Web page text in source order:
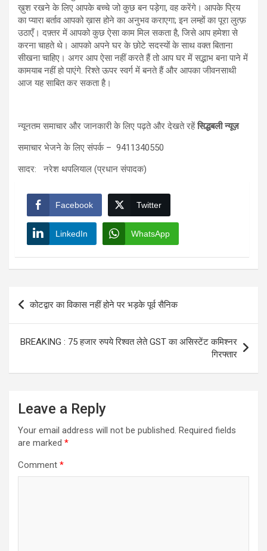
ख़ुश रखने के लिए आपके बच्चे जो कुछ बन पड़ेगा, वह करेंगे। आपके प्रिय
का प्यारा बर्ताव आपको ख़ास होने का अनुभव कराएगा; इन लम्हों का पूरा लुत्फ़
उठाएँ। दफ़्तर में आपको कुछ ऐसा काम मिल सकता है, जिसे आप हमेशा से
करना चाहते थे। आपको अपने घर के छोटे सदस्यों के साथ वक्त बिताना
सीखना चाहिए। अगर आप ऐसा नहीं करते हैं तो आप घर में सद्भाभ बना पाने में
कामयाब नहीं हो पाएंगे. रिश्ते ऊपर स्वर्ग में बनते हैं और आपका जीवनसाथी
आज यह साबित कर सकता है।
न्यूनतम समाचार और जानकारी के लिए पढ़ते और देखते रहेंसिद्धबली न्यूज़
समाचार भेजने के लिए संपर्क – 9411340550
सादर: नरेश थपलियाल (प्रधान संपादक)
Facebook Twitter
LinkedIn WhatsApp
Post
navigation
कोटद्वार का विकास नहीं होने पर भड़के पूर्व सैनिक
BREAKING : 75 हजार रुपये रिश्वत लेते GST का असिस्टेंट कमिश्नर
गिरफ्तार
Leave a Reply
Your email address will not be published. Required fields
are marked *
Comment *